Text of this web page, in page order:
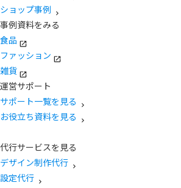
ショップ事例
事例資料をみる
食品
ファッション
雑貨
運営サポート
サポート一覧を見る
お役立ち資料を見る
代行サービスを見る
デザイン制作代行
設定代行